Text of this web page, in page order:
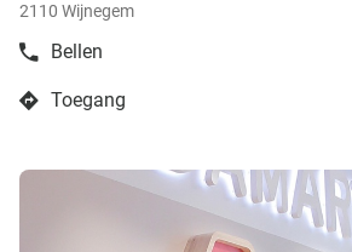
2110 Wijnegem
Bellen
de
DamartToegang
naar
Damart
Druk